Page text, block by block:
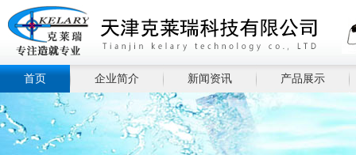
首页 企业简介 新闻资讯 产品展示